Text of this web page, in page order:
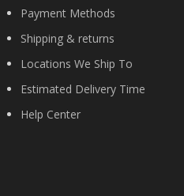
Payment Methods
Shipping & returns
Locations We Ship To
Estimated Delivery Time
Help Center